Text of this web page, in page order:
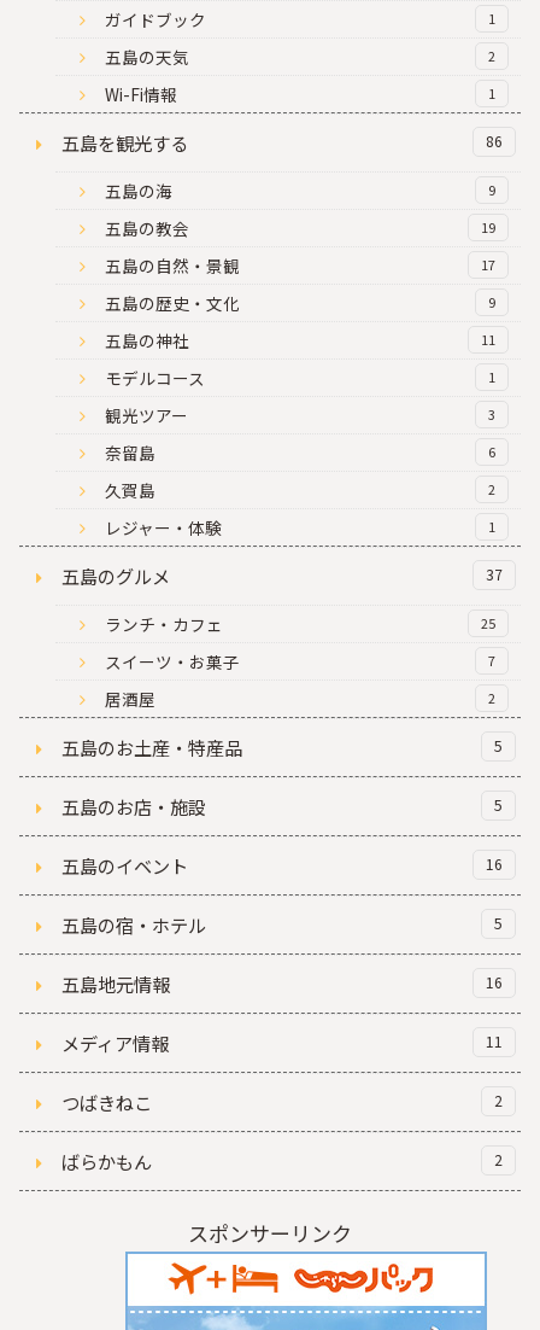
ガイドブック 1
五島の天気 2
Wi-Fi情報 1
五島を観光する 86
五島の海 9
五島の教会 19
五島の自然・景観 17
五島の歴史・文化 9
五島の神社 11
モデルコース 1
観光ツアー 3
奈留島 6
久賀島 2
レジャー・体験 1
五島のグルメ 37
ランチ・カフェ 25
スイーツ・お菓子 7
居酒屋 2
五島のお土産・特産品 5
五島のお店・施設 5
五島のイベント 16
五島の宿・ホテル 5
五島地元情報 16
メディア情報 11
つばきねこ 2
ばらかもん 2
スポンサーリンク